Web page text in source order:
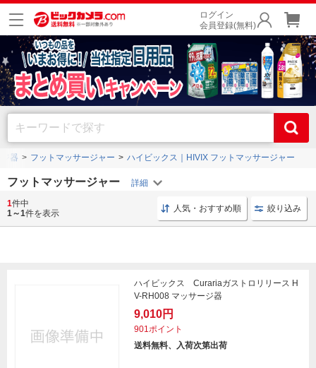
ログイン
会員登録(無料)
器 フットマッサージャー ハイビックス｜HIVIX フットマッサージャー
フットマッサージャー
フットマッサージャー ふくらはぎ マッサージャー マッサー
1件中
1～1件を表示 人気・おすすめ順 絞り込み
ハイビックス Curariaガストロリリース H
V-RH008 マッサージ器
9,010円
901ポイント
送料無料、入荷次第出荷